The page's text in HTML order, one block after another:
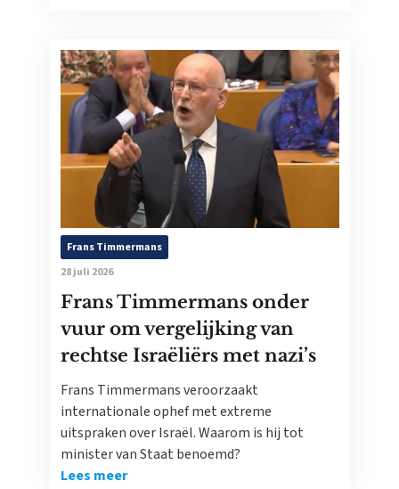
Frans Timmermans
28 juli 2026
Frans Timmermans onder
vuur om vergelijking van
rechtse Israëliërs met nazi’s
Frans Timmermans veroorzaakt
internationale ophef met extreme
uitspraken over Israël. Waarom is hij tot
minister van Staat benoemd?
Lees meer